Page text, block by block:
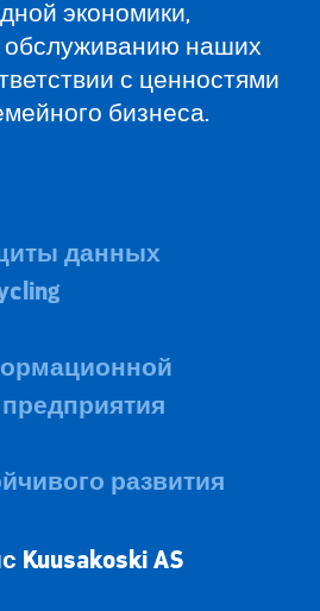
экономики,
обслуживанию наших
с ценностями
бизнеса.
данных
развития
Kuusakoski AS